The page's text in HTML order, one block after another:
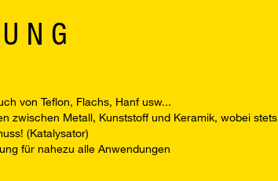
von Teflon, Flachs, Hanf usw...
zwischen Metall, Kunststoff und Keramik, wobei stets
(Katalysator)
für nahezu alle Anwendungen